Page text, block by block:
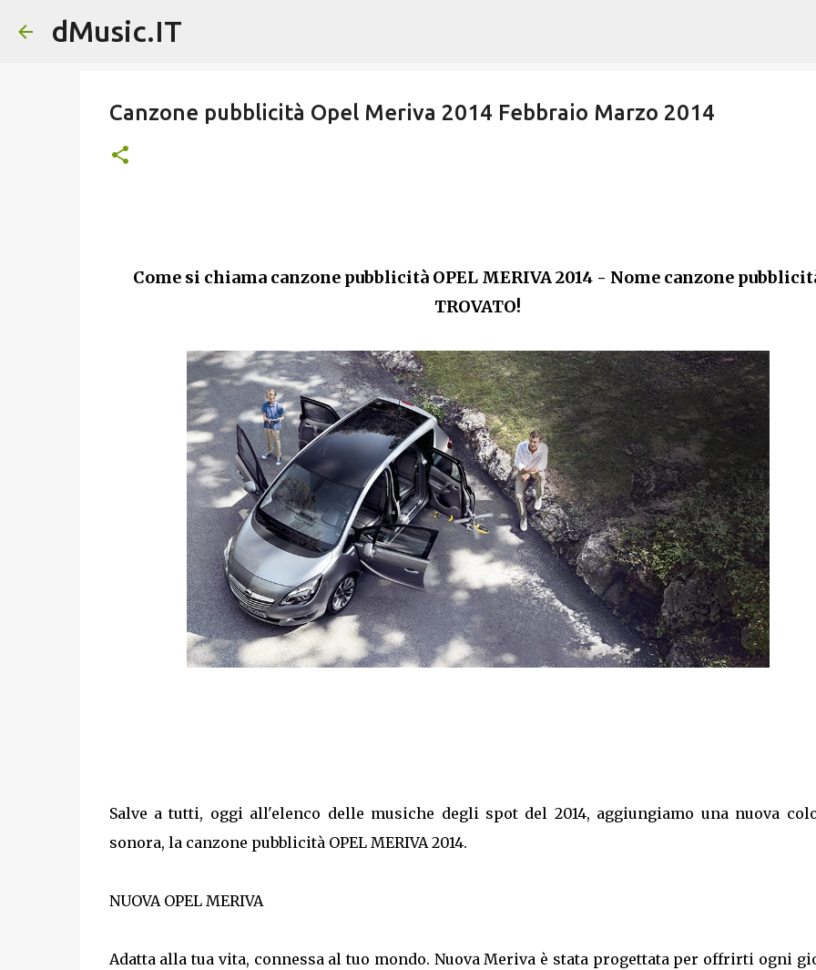
dMusic.IT
Canzone pubblicità Opel Meriva 2014 Febbraio Marzo 2014
Come si chiama canzone pubblicità OPEL MERIVA 2014 - Nome canzone
TROVATO!
Salve a tutti, oggi all'elenco delle musiche degli spot del 2014, aggiungiamo una nuova
sonora, la canzone pubblicità OPEL MERIVA 2014.
NUOVA OPEL MERIVA
Adatta alla tua vita, connessa al tuo mondo. Nuova Meriva è stata progettata per offrirti ogni